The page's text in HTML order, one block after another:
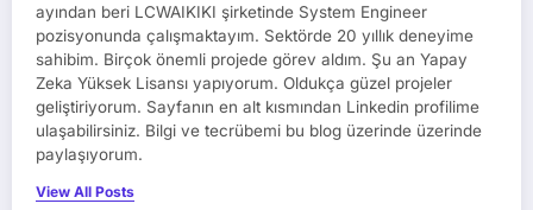
ayından beri LCWAIKIKI şirketinde System Engineer
pozisyonunda çalışmaktayım. Sektörde 20 yıllık deneyime
sahibim. Birçok önemli projede görev aldım. Şu an Yapay
Zeka Yüksek Lisansı yapıyorum. Oldukça güzel projeler
geliştiriyorum. Sayfanın en alt kısmından Linkedin profilime
ulaşabilirsiniz. Bilgi ve tecrübemi bu blog üzerinde üzerinde
paylaşıyorum.
View All Posts